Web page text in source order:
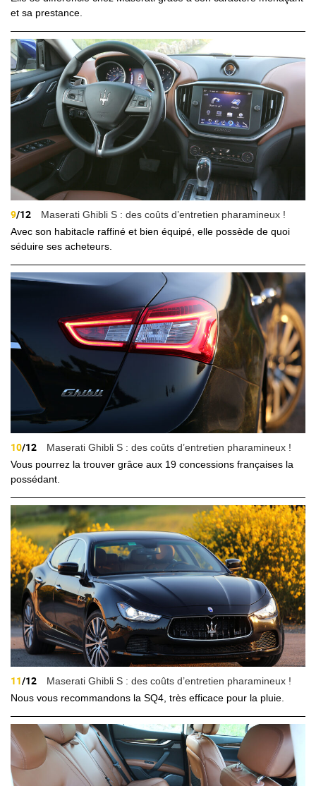
et sa prestance.
9/12
Maserati Ghibli S : des coûts d’entretien pharamineux !
Avec son habitacle raffiné et bien équipé, elle possède de quoi
séduire ses acheteurs.
10/12
Maserati Ghibli S : des coûts d’entretien pharamineux !
Vous pourrez la trouver grâce aux 19 concessions françaises la
possédant.
11/12
Maserati Ghibli S : des coûts d’entretien pharamineux !
Nous vous recommandons la SQ4, très efficace pour la pluie.